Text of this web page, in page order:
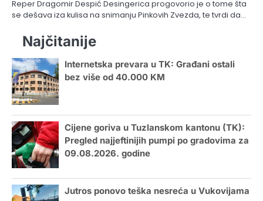
Reper Dragomir Despić Desingerica progovorio je o tome šta
se dešava iza kulisa na snimanju Pinkovih Zvezda, te tvrdi da…
Najčitanije
Internetska prevara u TK: Građani ostali
bez više od 40.000 KM
Cijene goriva u Tuzlanskom kantonu (TK):
Pregled najjeftinijih pumpi po gradovima za
09.08.2026. godine
Jutros ponovo teška nesreća u Vukovijama